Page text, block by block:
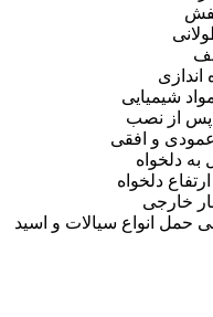
شیمیایی
پس از نصب
و افقی
به دلخواه
دلخواه
خارجی
حمل انواع سیالات و اسید